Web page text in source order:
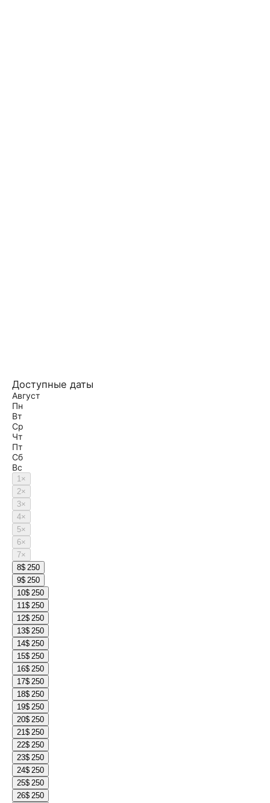
Доступные даты
Август
Пн
Вт
Ср
Чт
Пт
Сб
Вс
1×
2×
3×
4×
5×
6×
7×
8$ 250
9$ 250
10$ 250
11$ 250
12$ 250
13$ 250
14$ 250
15$ 250
16$ 250
17$ 250
18$ 250
19$ 250
20$ 250
21$ 250
22$ 250
23$ 250
24$ 250
25$ 250
26$ 250